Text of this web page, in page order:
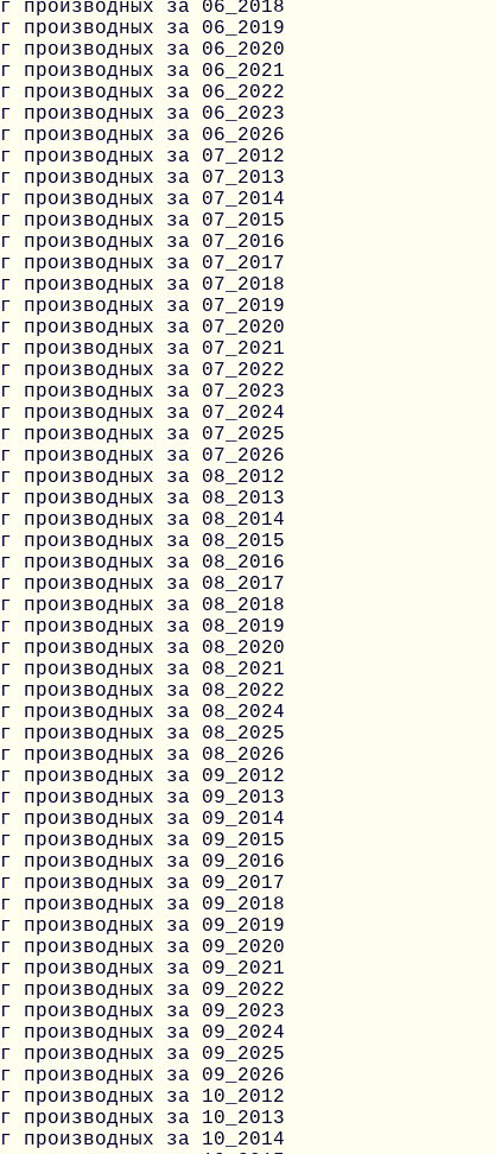
производных за 06_2018
производных за 06_2019
производных за 06_2020
производных за 06_2021
производных за 06_2022
производных за 06_2023
производных за 06_2026
производных за 07_2012
производных за 07_2013
производных за 07_2014
производных за 07_2015
производных за 07_2016
производных за 07_2017
производных за 07_2018
производных за 07_2019
производных за 07_2020
производных за 07_2021
производных за 07_2022
производных за 07_2023
производных за 07_2024
производных за 07_2025
производных за 07_2026
производных за 08_2012
производных за 08_2013
производных за 08_2014
производных за 08_2015
производных за 08_2016
производных за 08_2017
производных за 08_2018
производных за 08_2019
производных за 08_2020
производных за 08_2021
производных за 08_2022
производных за 08_2024
производных за 08_2025
производных за 08_2026
производных за 09_2012
производных за 09_2013
производных за 09_2014
производных за 09_2015
производных за 09_2016
производных за 09_2017
производных за 09_2018
производных за 09_2019
производных за 09_2020
производных за 09_2021
производных за 09_2022
производных за 09_2023
производных за 09_2024
производных за 09_2025
производных за 09_2026
производных за 10_2012
производных за 10_2013
производных за 10_2014